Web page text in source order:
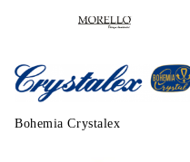
Morello
Bohemia Crystalex